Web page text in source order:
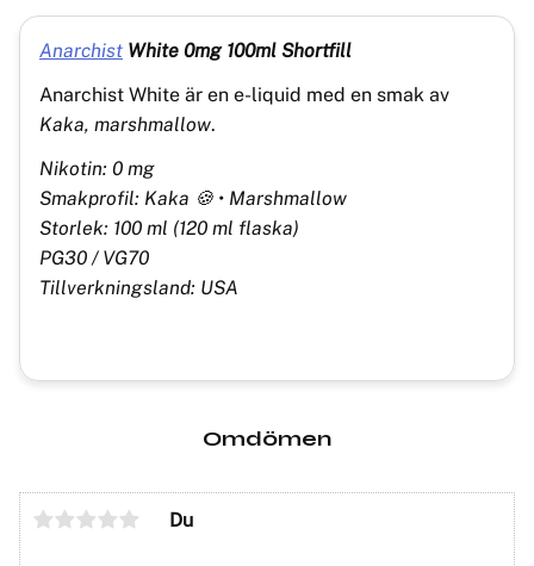
Anarchist White 0mg 100ml Shortfill
Anarchist White är en e-liquid med en smak av
Kaka, marshmallow.
Nikotin: 0 mg
Smakprofil: Kaka 🍪 • Marshmallow
Storlek: 100 ml (120 ml flaska)
PG30 / VG70
Tillverkningsland: USA
Omdömen
Du